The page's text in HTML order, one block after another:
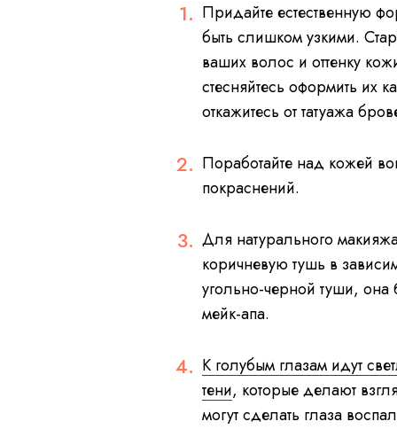
Придайте естественную
быть слишком узкими.
ваших волос и оттенку
стесняйтесь оформить их
откажитесь от татуажа
Поработайте над кожей
покраснений.
Для натурального
коричневую тушь в
угольно-черной туши,
мейк-апа.
К голубым глазам идут
тени, которые делают
могут сделать глаза